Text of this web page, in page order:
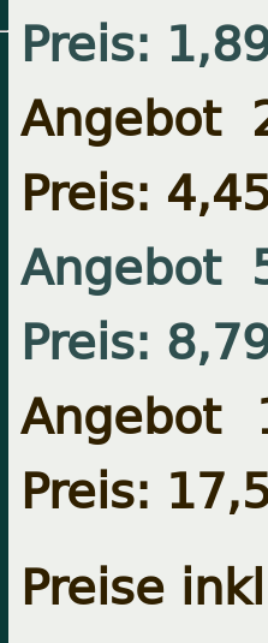
Preis:
Preis:
Preis:
Angebot
Preis:
Preise